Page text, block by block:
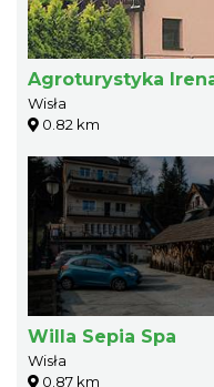
Agroturystyka
Wisła
0.82 km
Willa Sepia Spa
Wisła
0.87 km